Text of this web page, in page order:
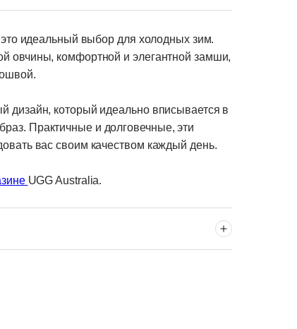
это идеальный выбор для холодных зим.
овчины, комфортной и элегантной замши,
дизайн, который идеально вписывается в
Практичные и долговечные, эти
вас своим качеством каждый день.
UGG Australia.